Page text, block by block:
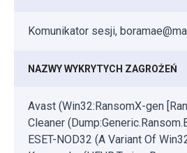
Komunikator sesji,
NAZWY WYKRYTYCH ZAGROŻEŃ
Avast (Win32:RansomX-gen
Cleaner
ESET-NOD32 (A Variant Of